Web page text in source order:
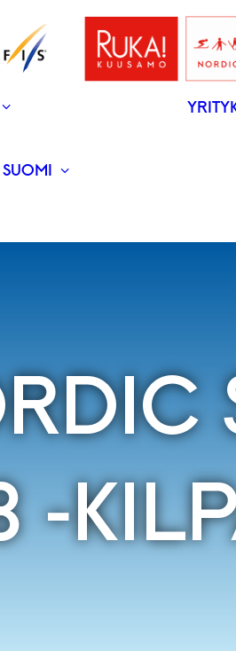
SUOMI
-